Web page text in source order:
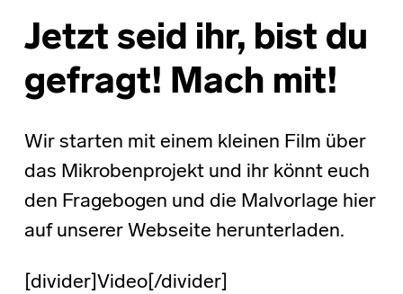
Jetzt seid ihr, bist du
gefragt! Mach mit!
Wir starten mit einem kleinen Film über
das Mikrobenprojekt und ihr könnt euch
den Fragebogen und die Malvorlage hier
auf unserer Webseite herunterladen.
[divider]Video[/divider]